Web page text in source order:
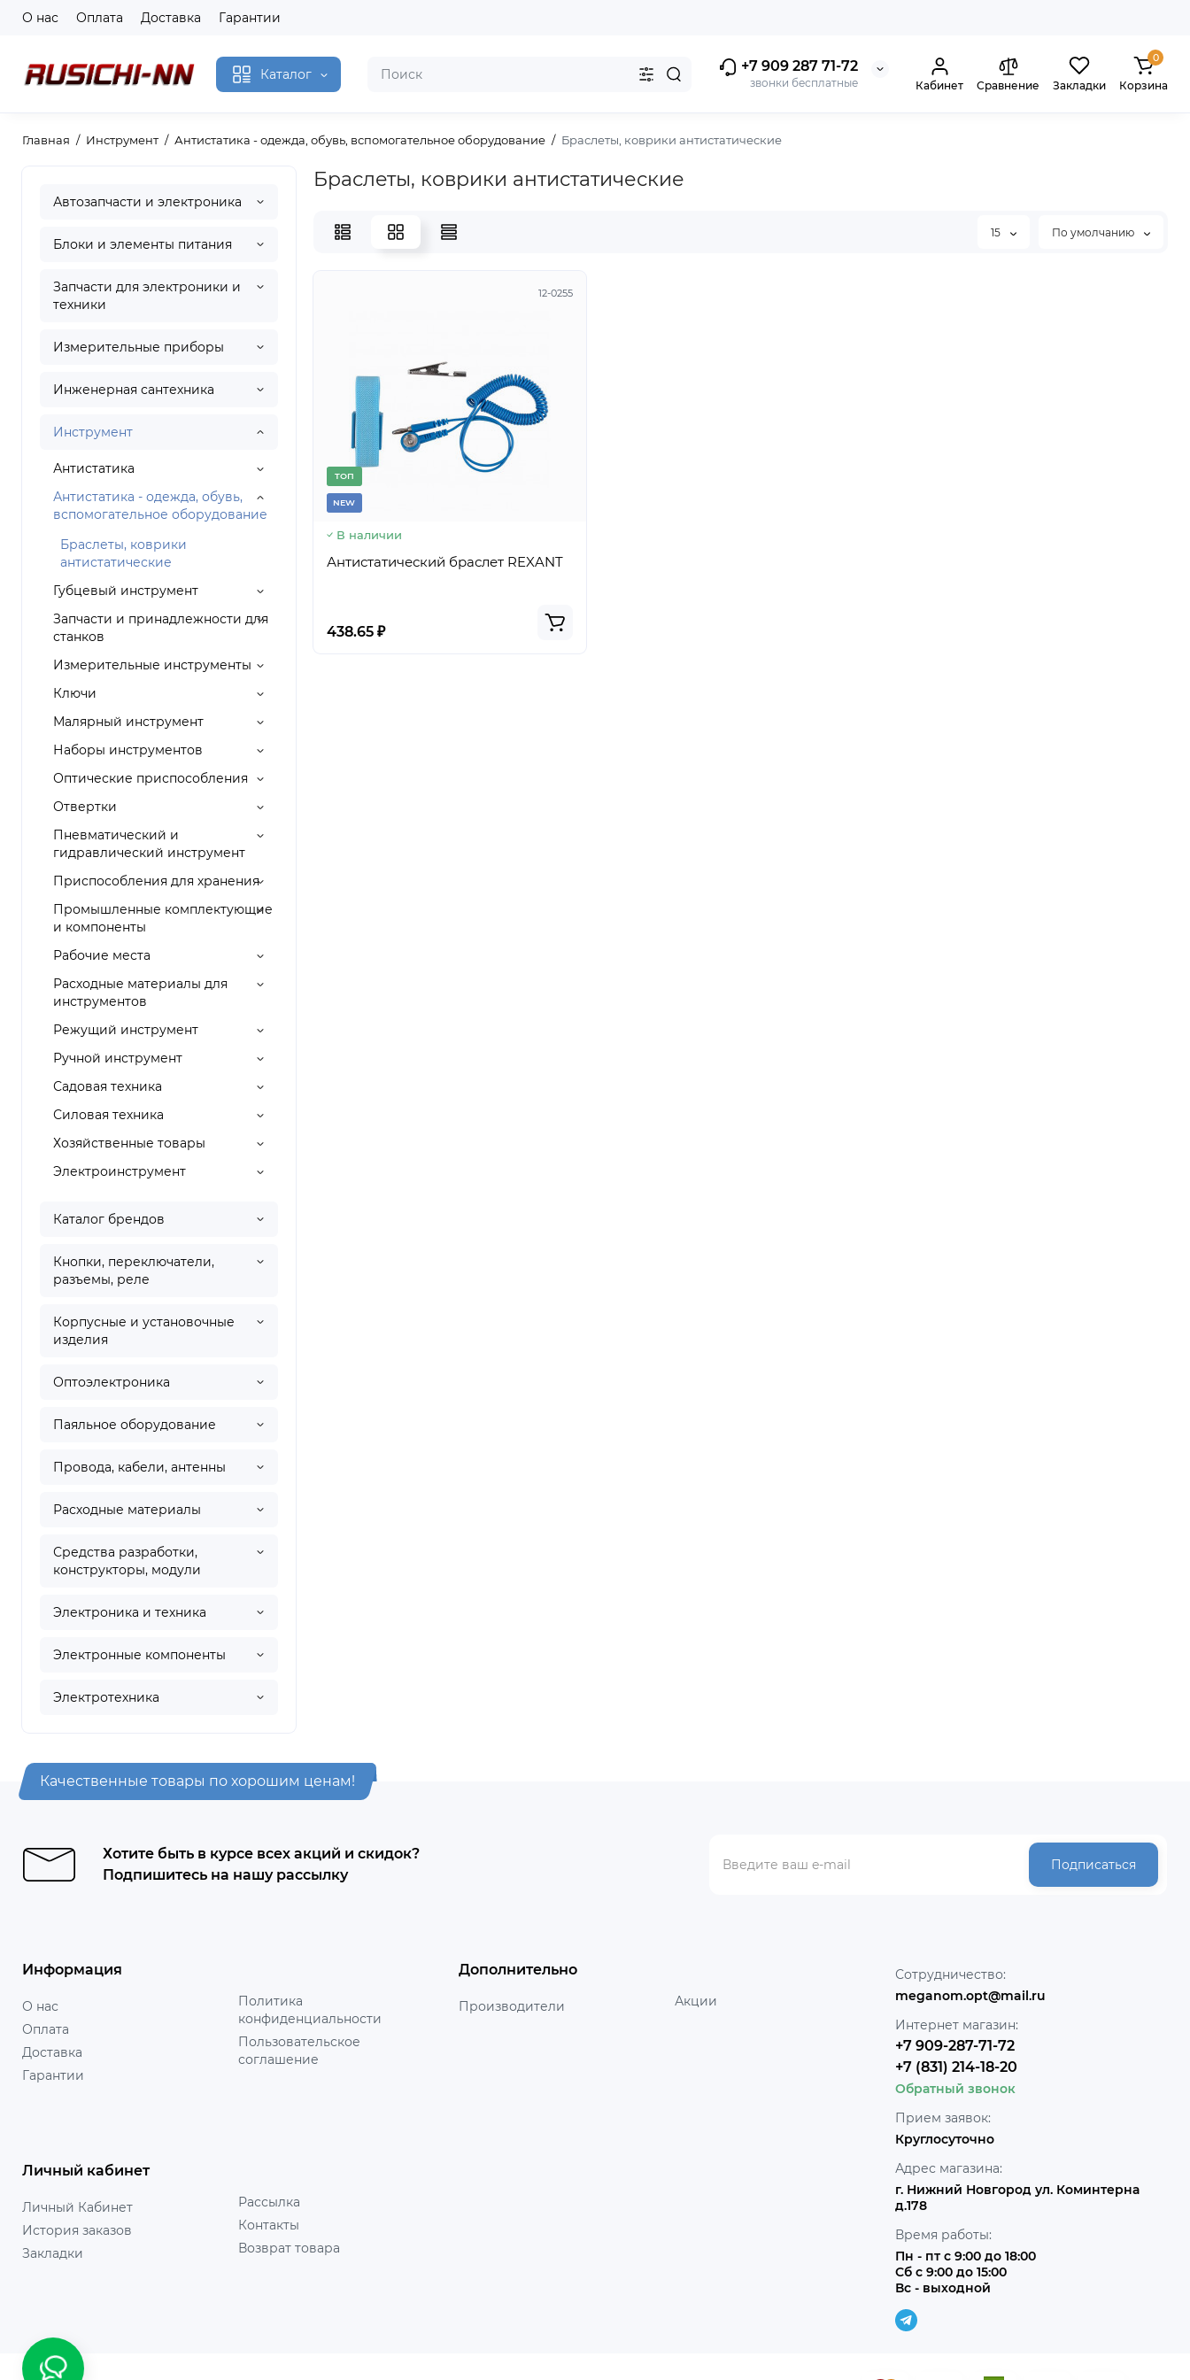
О нас Оплата Доставка Гарантии
Каталог +7 909 287 71-72
звонки бесплатные Кабинет Сравнение Закладки
0
Корзина
Главная Инструмент Антистатика - одежда, обувь, вспомогательное оборудование Браслеты, коврики антистатические
Автозапчасти и электроника
Блоки и элементы питания
Запчасти для электроники и
техники
Измерительные приборы
Инженерная сантехника
Инструмент
Антистатика
Антистатика - одежда, обувь,
вспомогательное оборудование
Браслеты, коврики
антистатические
Губцевый инструмент
Запчасти и принадлежности для
станков
Измерительные инструменты
Ключи
Малярный инструмент
Наборы инструментов
Оптические приспособления
Отвертки
Пневматический и
гидравлический инструмент
Приспособления для хранения
Промышленные комплектующие
и компоненты
Рабочие места
Расходные материалы для
инструментов
Режущий инструмент
Ручной инструмент
Садовая техника
Силовая техника
Хозяйственные товары
Электроинструмент
Каталог брендов
Кнопки, переключатели,
разъемы, реле
Корпусные и установочные
изделия
Оптоэлектроника
Паяльное оборудование
Провода, кабели, антенны
Расходные материалы
Средства разработки,
конструкторы, модули
Электроника и техника
Электронные компоненты
Электротехника
Браслеты, коврики антистатические
15 По умолчанию
12-0255
TОП
NEW
В наличии
Антистатический браслет REXANT
438.65 ₽
Качественные товары по хорошим ценам!
Хотите быть в курсе всех акций и скидок?
Подпишитесь на нашу рассылку
Подписаться
Информация
О нас
Оплата
Доставка
Гарантии
Политика
конфиденциальности
Пользовательское
соглашение
Дополнительно
Производители Акции
Личный кабинет
Личный Кабинет
История заказов
Закладки
Рассылка
Контакты
Возврат товара
Сотрудничество:
meganom.opt@mail.ru
Интернет магазин:
+7 909-287-71-72
+7 (831) 214-18-20
Обратный звонок
Прием заявок:
Круглосуточно
Адрес магазина:
г. Нижний Новгород ул. Коминтерна
д.178
Время работы:
Пн - пт с 9:00 до 18:00
Сб с 9:00 до 15:00
Вс - выходной